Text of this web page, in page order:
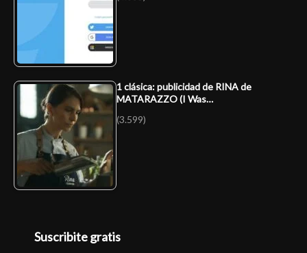
1 clásica: publicidad de RINA de
MATARAZZO (I Was…
(3.599)
Suscribite gratis